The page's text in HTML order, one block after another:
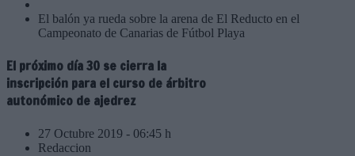
El balón ya rueda sobre la arena de El Reducto en el
Campeonato de Canarias de Fútbol Playa
El próximo día 30 se cierra la
inscripción para el curso de árbitro
autonómico de ajedrez
27 Octubre 2019 - 06:45 h
Redaccion